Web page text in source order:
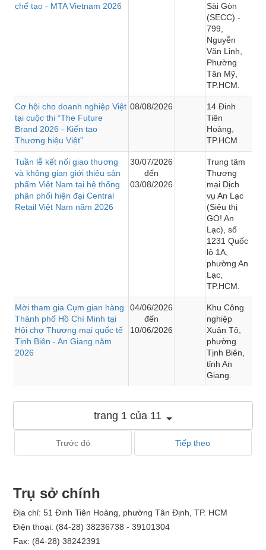
chế tạo - MTA Vietnam 2026
Sài Gòn
(SECC) -
799,
Nguyễn
Văn Linh,
Phường
Tân Mỹ,
TP.HCM.
Cơ hội cho doanh nghiệp Việt
tại cuộc thi “The Future
Brand 2026 - Kiến tạo
Thương hiệu Việt”
08/08/2026
14 Đinh
Tiên
Hoàng,
TP.HCM
Tuần lễ kết nối giao thương
và không gian giới thiệu sản
phẩm Việt Nam tại hệ thống
phân phối hiện đại Central
Retail Việt Nam năm 2026
30/07/2026
đến
03/08/2026
Trung tâm
Thương
mại Dịch
vụ An Lạc
(Siêu thị
GO! An
Lạc), số
1231 Quốc
lộ 1A,
phường An
Lạc,
TP.HCM.
Mời tham gia Cụm gian hàng
Thành phố Hồ Chí Minh tại
Hội chợ Thương mại quốc tế
Tịnh Biên - An Giang năm
2026
04/06/2026
đến
10/06/2026
Khu Công
nghiệp
Xuân Tô,
phường
Tịnh Biên,
tỉnh An
Giang.
trang 1 của 11
Trước đó Tiếp theo
Trụ sở chính
Địa chỉ: 51 Đinh Tiên Hoàng, phường Tân Định, TP. HCM
Điện thoại: (84-28) 38236738 - 39101304
Fax: (84-28) 38242391